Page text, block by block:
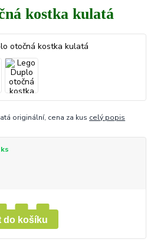
kostka kulatá
originální, cena za kus celý popis
do košíku